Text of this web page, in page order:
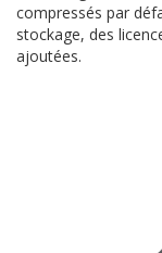
compressés par
stockage, des
ajoutées.